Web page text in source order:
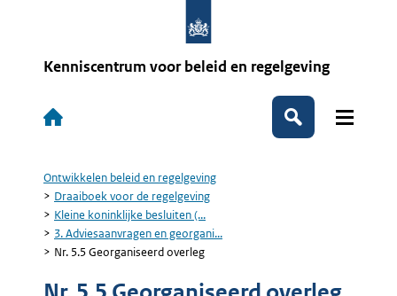
Kenniscentrum voor beleid en regelgeving
Hoofdnavigatie
Zoeken
Kruimelpad
Ontwikkelen beleid en regelgeving
Draaiboek voor de regelgeving
Kleine koninklijke besluiten (...
3. Adviesaanvragen en georgani...
Nr. 5.5 Georganiseerd overleg